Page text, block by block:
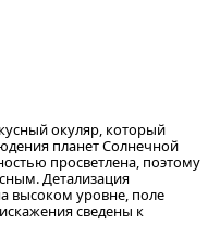
окуляр, который
планет Солнечной
просветлена, поэтому
Детализация
высоком уровне, поле
сведены к